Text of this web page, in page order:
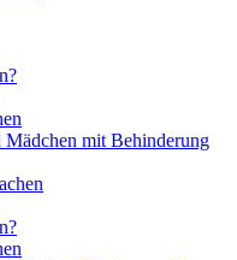
Mädchen mit Behinderung